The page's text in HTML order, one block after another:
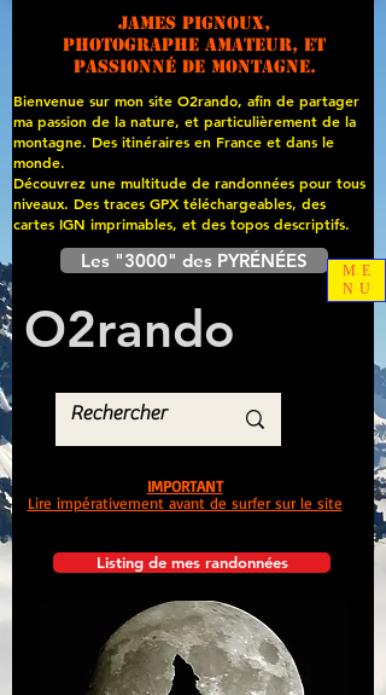
James PIGNOUX,
photographe amateur, et
passionné de montagne.
Bienvenue sur mon site O2rando, afin de partager
ma passion de la nature, et particulièrement de la
montagne. Des itinéraires en France et dans le
monde.
Découvrez une multitude de randonnées pour tous
niveaux. Des traces GPX téléchargeables, des
cartes IGN imprimables, et des topos descriptifs.
Les "3000" des PYRÉNÉES
O2rando
Listing de mes randonnées
IMPORTANT
Lire impérativement avant de surfer sur le site
ME
NU